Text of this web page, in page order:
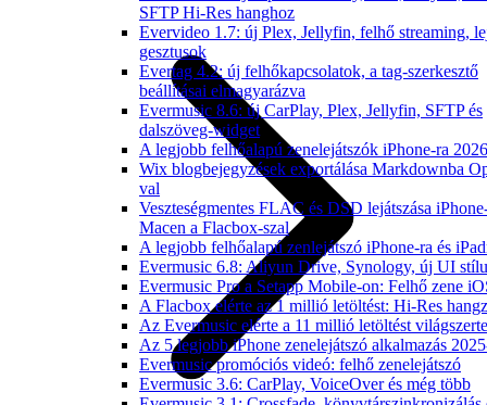
SFTP Hi-Res hanghoz
Evervideo 1.7: új Plex, Jellyfin, felhő streaming,
gesztusok
Evertag 4.2: új felhőkapcsolatok, a tag-szerkesztő
beállításai elmagyarázva
Evermusic 8.6: új CarPlay, Plex, Jellyfin, SFTP és
dalszöveg-widget
A legjobb felhőalapú zenelejátszók iPhone-ra
Wix blogbejegyzések exportálása Markdownba
val
Veszteségmentes FLAC és DSD lejátszása
Macen a Flacbox-szal
A legjobb felhőalapú zenlejátszó iPhone-ra és
Evermusic 6.8: Aliyun Drive, Synology, új UI
Evermusic Pro a Setapp Mobile-on: Felhő zene
A Flacbox elérte az 1 millió letöltést: Hi-Res
Az Evermusic elérte a 11 millió letöltést világszerte
Az 5 legjobb iPhone zenelejátszó alkalmazás
Evermusic promóciós videó: felhő zenelejátszó
Evermusic 3.6: CarPlay, VoiceOver és még több